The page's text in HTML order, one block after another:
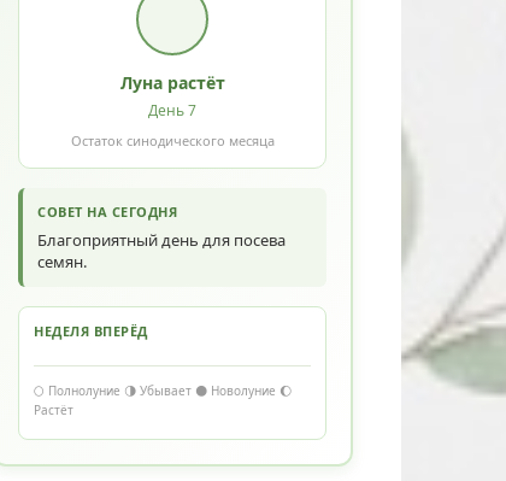
Луна растёт
День 7
Остаток синодического месяца
СОВЕТ НА СЕГОДНЯ
Благоприятный день для посева
семян.
НЕДЕЛЯ ВПЕРЁД
🌕 Полнолуние 🌗 Убывает 🌑 Новолуние 🌔
Растёт